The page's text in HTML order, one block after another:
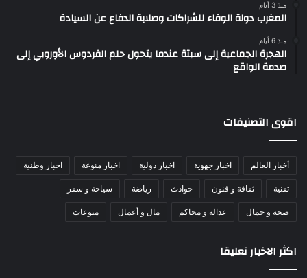
منذ 3 أيام
المغرب دولة الوفاء للشراكات وصلابة الدفاع عن السيادة
منذ 6 أيام
الهجرة الجماعية إلى سبتة عندما يتحول حلم الفردوس الأوروبي إلى
صدمة الواقع
اقوى التصنيفات
أخبار العالم اخبار جهوية اخبار دولية اخبار منوعة اخبار وطنية
تقنية ثقافة و فنون حوادث رياضة سياحة و سفر
صحة و جمال عدالة و محاكم مال و أعمال منوعات
اكثر الاخبار تعليقا